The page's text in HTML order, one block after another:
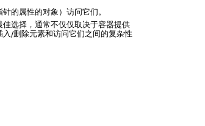
的属性的对象）访问它们。
选择，通常不仅仅取决于容器提供
/删除元素和访问它们之间的复杂性